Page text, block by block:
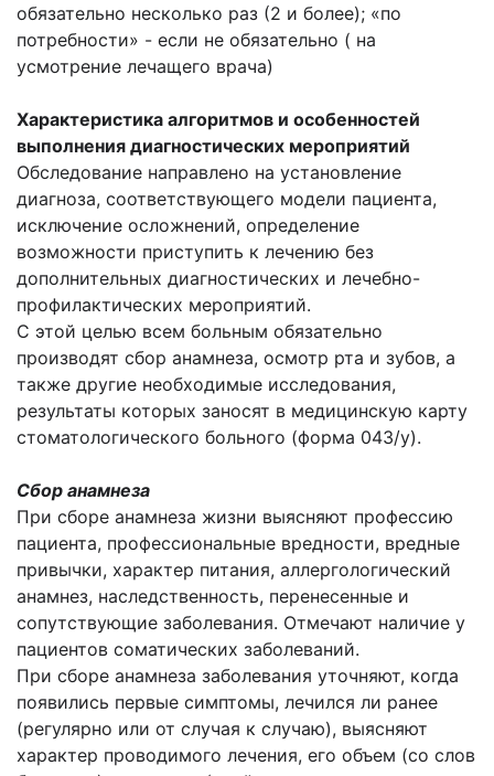
обязательно несколько раз (2 и более); «по
потребности» - если не обязательно ( на
усмотрение лечащего врача)
Характеристика алгоритмов и особенностей
выполнения диагностических мероприятий
Обследование направлено на установление
диагноза, соответствующего модели пациента,
исключение осложнений, определение
возможности приступить к лечению без
дополнительных диагностических и лечебно-
профилактических мероприятий.
С этой целью всем больным обязательно
производят сбор анамнеза, осмотр рта и зубов, а
также другие необходимые исследования,
результаты которых заносят в медицинскую карту
стоматологического больного (форма 043/у).
Сбор анамнеза
При сборе анамнеза жизни выясняют профессию
пациента, профессиональные вредности, вредные
привычки, характер питания, аллергологический
анамнез, наследственность, перенесенные и
сопутствующие заболевания. Отмечают наличие у
пациентов соматических заболеваний.
При сборе анамнеза заболевания уточняют, когда
появились первые симптомы, лечился ли ранее
(регулярно или от случая к случаю), выясняют
характер проводимого лечения, его объем (со слов